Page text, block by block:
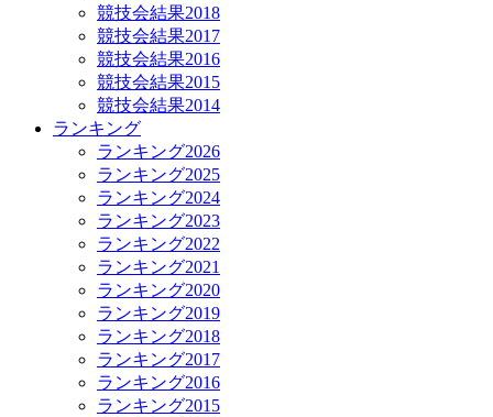
競技会結果2018
競技会結果2017
競技会結果2016
競技会結果2015
競技会結果2014
ランキング
ランキング2026
ランキング2025
ランキング2024
ランキング2023
ランキング2022
ランキング2021
ランキング2020
ランキング2019
ランキング2018
ランキング2017
ランキング2016
ランキング2015